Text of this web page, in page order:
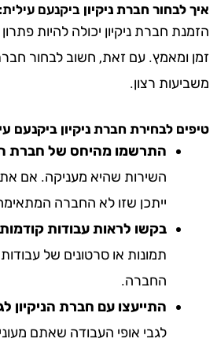
איך לבחור חברת ניקיון ביקנעם עילית
הזמנת חברת ניקיון יכולה להיות
זמן ומאמץ. עם זאת, חשוב לבחור
משביעות רצון.
טיפים לבחירת חברת ניקיון ביקנעם
התרשמו מהיחס של חברת
השירות שהיא מעניקה. אם
ייתכן שזו לא החברה
בקשו לראות עבודות
תמונות או סרטונים של
החברה.
התייעצו עם חברת הניקיון
לגבי אופי העבודה שאתם